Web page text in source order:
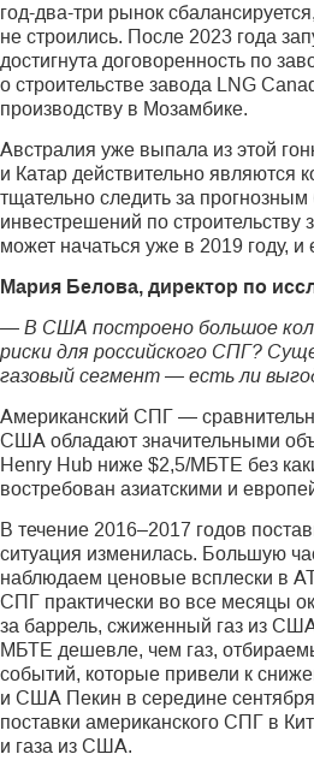
год-два-три рынок
не строились. После 2023 года
достигнута договоренность по
о строительстве завода LNG
производству в Мозамбике.
Австралия уже выпала из этой
и Катар действительно являются
тщательно следить за
инвестрешений по
может начаться уже в 2019 году,
Мария Белова, директор по
— В США построено большое
риски для российского СПГ?
газовый сегмент — есть ли
Американский СПГ —
США обладают значительными
Henry Hub ниже $2,5/МБТЕ без
востребован азиатскими и
В течение 2016–2017 годов
ситуация изменилась. Большую
наблюдаем ценовые всплески в
СПГ практически во все месяцы
за баррель, сжиженный газ из
МБТЕ дешевле, чем газ,
событий, которые привели к
и США Пекин в середине
поставки американского СПГ в
и газа из США.